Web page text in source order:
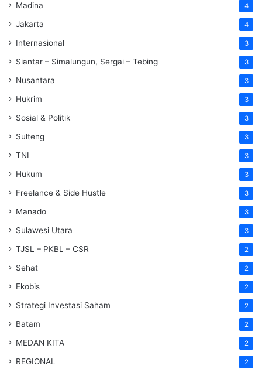
Madina 4
Jakarta 4
Internasional 3
Siantar – Simalungun, Sergai – Tebing 3
Nusantara 3
Hukrim 3
Sosial & Politik 3
Sulteng 3
TNI 3
Hukum 3
Freelance & Side Hustle 3
Manado 3
Sulawesi Utara 3
TJSL – PKBL – CSR 2
Sehat 2
Ekobis 2
Strategi Investasi Saham 2
Batam 2
MEDAN KITA 2
REGIONAL 2